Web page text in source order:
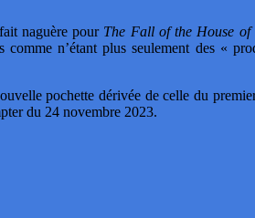
naguère pour The Fall of the House of
n’étant plus seulement des «
pochette dérivée de celle du
du 24 novembre 2023.